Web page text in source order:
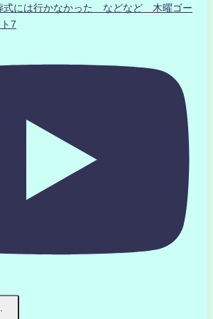
には行かなかった などなど 木曜ゴー
7